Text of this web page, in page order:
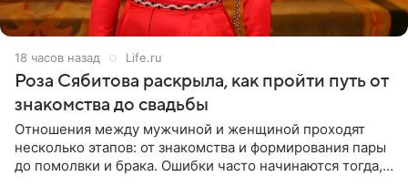
18 часов назад Life.ru
Роза Сябитова раскрыла, как пройти путь от
знакомства до свадьбы
Отношения между мужчиной и женщиной проходят
несколько этапов: от знакомства и формирования пары
до помолвки и брака. Ошибки часто начинаются тогда,